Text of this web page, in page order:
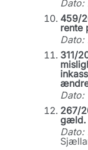
459/
rente
311/
267/
gæld.
Dato: